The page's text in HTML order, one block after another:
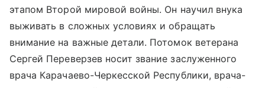
этапом Второй мировой войны. Он научил внука
выживать в сложных условиях и обращать
внимание на важные детали. Потомок ветерана
Сергей Переверзев носит звание заслуженного
врача Карачаево-Черкесской Республики, врача-